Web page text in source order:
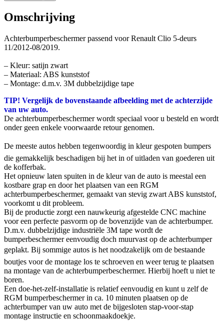
Omschrijving
Achterbumperbeschermer passend voor Renault Clio 5-deurs
11/2012-08/2019.
– Kleur: satijn zwart
– Materiaal: ABS kunststof
– Montage: d.m.v. 3M dubbelzijdige tape
TIP! Vergelijk de bovenstaande afbeelding met de achterzijde
van uw auto.
De achterbumperbeschermer wordt speciaal voor u besteld en wordt
onder geen enkele voorwaarde retour genomen.
De meeste autos hebben tegenwoordig in kleur gespoten bumpers
die gemakkelijk beschadigen bij het in of uitladen van goederen uit
de kofferbak.
Het opnieuw laten spuiten in de kleur van de auto is meestal een
kostbare grap en door het plaatsen van een RGM
achterbumperbeschermer, gemaakt van stevig zwart ABS kunststof,
voorkomt u dit probleem.
Bij de productie zorgt een nauwkeurig afgestelde CNC machine
voor een perfecte pasvorm op de bovenzijde van de achterbumper.
D.m.v. dubbelzijdige industriële 3M tape wordt de
bumperbeschermer eenvoudig doch muurvast op de achterbumper
geplakt. Bij sommige autos is het noodzakelijk om de bestaande
boutjes voor de montage los te schroeven en weer terug te plaatsen
na montage van de achterbumperbeschermer. Hierbij hoeft u niet te
boren.
Een doe-het-zelf-installatie is relatief eenvoudig en kunt u zelf de
RGM bumperbeschermer in ca. 10 minuten plaatsen op de
achterbumper van uw auto met de bijgesloten stap-voor-stap
montage instructie en schoonmaakdoekje.